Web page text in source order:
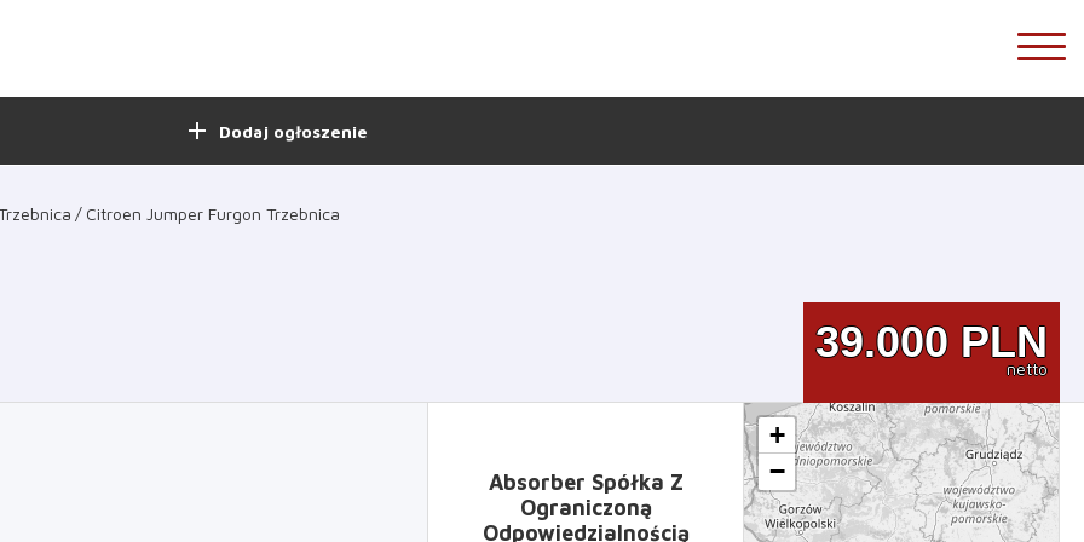
add Dodaj ogłoszenie
Citroen Jumper Furgon Trzebnica
39.000 PLN
netto
Absorber Spółka Z
Ograniczoną
Odpowiedzialnością
+
−